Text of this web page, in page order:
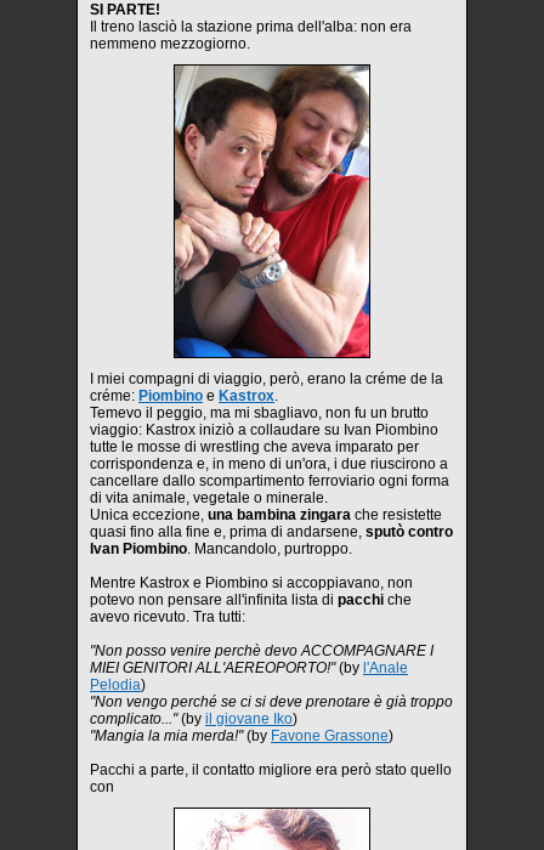
SI PARTE!
Il treno lasciò la stazione prima dell'alba: non era
nemmeno mezzogiorno.
I miei compagni di viaggio, però, erano la créme de la
créme: Piombino e Kastrox.
Temevo il peggio, ma mi sbagliavo, non fu un brutto
viaggio: Kastrox iniziò a collaudare su Ivan Piombino
tutte le mosse di wrestling che aveva imparato per
corrispondenza e, in meno di un'ora, i due riuscirono a
cancellare dallo scompartimento ferroviario ogni forma
di vita animale, vegetale o minerale.
Unica eccezione, una bambina zingara che resistette
quasi fino alla fine e, prima di andarsene, sputò contro
Ivan Piombino. Mancandolo, purtroppo.
Mentre Kastrox e Piombino si accoppiavano, non
potevo non pensare all'infinita lista di pacchi che
avevo ricevuto. Tra tutti:
"Non posso venire perchè devo ACCOMPAGNARE I
MIEI GENITORI ALL'AEREOPORTO!"(by l'Anale
Pelodia)
"Non vengo perché se ci si deve prenotare è già troppo
complicato..."(by il giovane Iko)
"Mangia la mia merda!"(by Favone Grassone)
Pacchi a parte, il contatto migliore era però stato quello
con